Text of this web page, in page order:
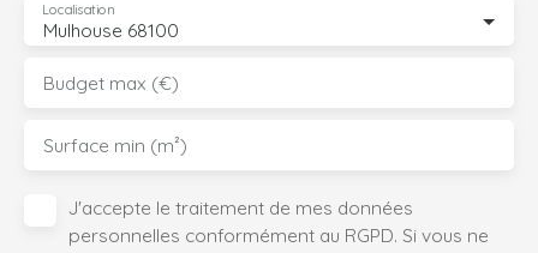
Mulhouse 68100
Localisation
Budget max (€)
Surface min (m²)
J'accepte le traitement de mes données
personnelles conformément au RGPD. Si vous ne